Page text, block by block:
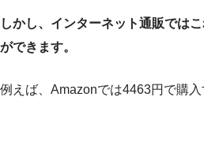
しかし、インターネット通販では
ができます。
例えば、Amazonでは4463円で購入